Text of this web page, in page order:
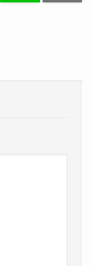
！
、